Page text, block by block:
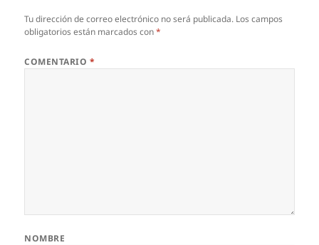
Tu dirección de correo electrónico no será publicada. Los campos
obligatorios están marcados con*
COMENTARIO *
NOMBRE